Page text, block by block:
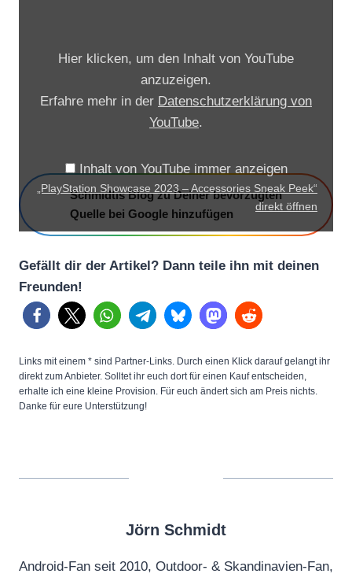
i
o
n
h
w
c
a
s
e
A
c
Hier klicken, um den Inhalt von YouTube
anzuzeigen.
Erfahre mehr in der Datenschutzerklärung von
YouTube.
Inhalt von YouTube immer anzeigen
„PlayStation Showcase 2023 – Accessories Sneak Peek“
direkt öffnen
Schmidtis Blog zu Deiner bevorzugten
Quelle bei Google hinzufügen
Gefällt dir der Artikel? Dann teile ihn mit deinen
Freunden!
Links mit einem * sind Partner-Links. Durch einen Klick darauf gelangt ihr
direkt zum Anbieter. Solltet ihr euch dort für einen Kauf entscheiden,
erhalte ich eine kleine Provision. Für euch ändert sich am Preis nichts.
Danke für eure Unterstützung!
Jörn Schmidt
Android-Fan seit 2010, Outdoor- & Skandinavien-Fan,